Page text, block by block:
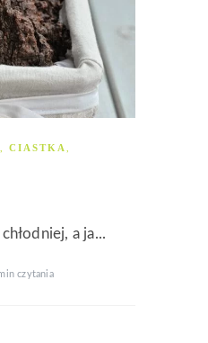
,CIASTKA
a ja...
czytania